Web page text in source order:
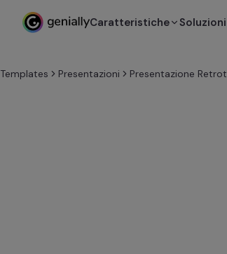
Caratteristiche Soluzioni
Templates Presentazioni Presentazione